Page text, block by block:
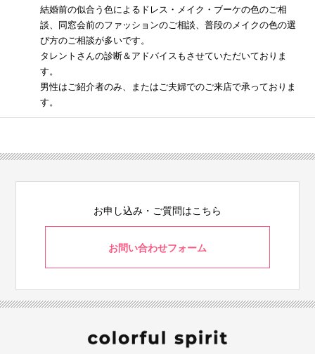
結婚前の似合う色によるドレス・メイク・ブーケの色のご相
談、同窓会前のファッションのご相談、普段のメイクの色の選
び方のご相談が多いです。
タレントさんの診断＆アドバイスもさせていただいておりま
す。
男性はご紹介者のみ、またはご夫婦でのご来店で承っておりま
す。
お申し込み・ご質問はこちら
お問い合わせフォーム